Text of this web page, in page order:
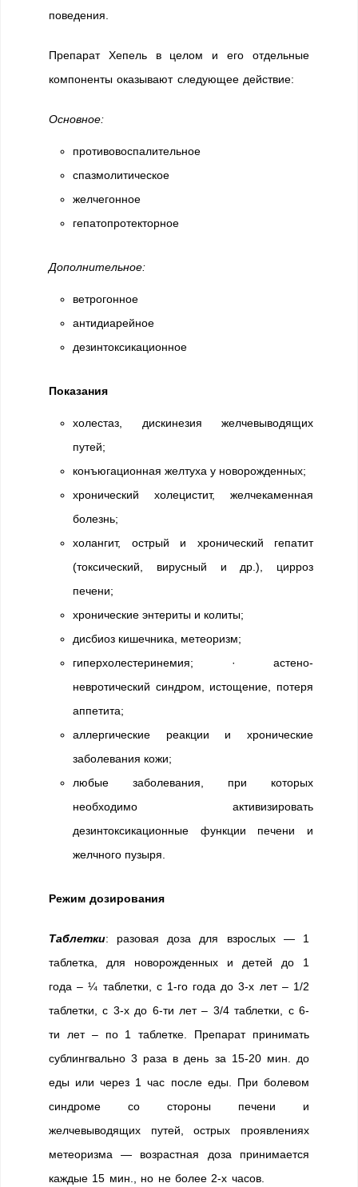
поведения.
Препарат Хепель в целом и его отдельные
компоненты оказывают следующее действие:
Основное:
противовоспалительное
спазмолитическое
желчегонное
гепатопротекторное
Дополнительное:
ветрогонное
антидиарейное
дезинтоксикационное
Показания
холестаз, дискинезия желчевыводящих
путей;
конъюгационная желтуха у новорожденных;
хронический холецистит, желчекаменная
болезнь;
холангит, острый и хронический гепатит
(токсический, вирусный и др.), цирроз
печени;
хронические энтериты и колиты;
дисбиоз кишечника, метеоризм;
гиперхолестеринемия; · астено-
невротический синдром, истощение, потеря
аппетита;
аллергические реакции и хронические
заболевания кожи;
любые заболевания, при которых
необходимо активизировать
дезинтоксикационные функции печени и
желчного пузыря.
Режим дозирования
Таблетки: разовая доза для взрослых — 1
таблетка, для новорожденных и детей до 1
года – ¼ таблетки, с 1-го года до 3-х лет – 1/2
таблетки, с 3-х до 6-ти лет – 3/4 таблетки, с 6-
ти лет – по 1 таблетке. Препарат принимать
сублингвально 3 раза в день за 15-20 мин. до
еды или через 1 час после еды. При болевом
синдроме со стороны печени и
желчевыводящих путей, острых проявлениях
метеоризма — возрастная доза принимается
каждые 15 мин., но не более 2-х часов.